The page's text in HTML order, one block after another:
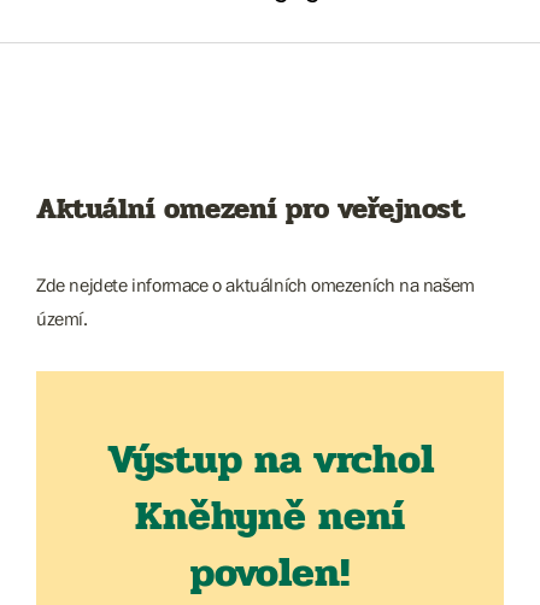
Aktuální omezení pro veřejnost
Zde nejdete informace o aktuálních omezeních na našem
území.
Výstup na vrchol
Kněhyně není
povolen!